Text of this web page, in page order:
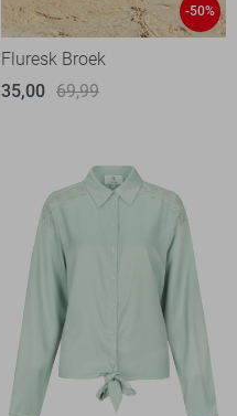
-50%
Fluresk Broek
35,00 69,99